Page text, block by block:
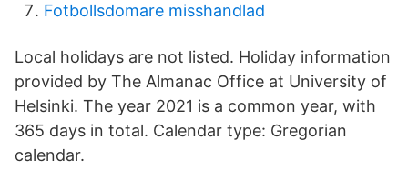
Fotbollsdomare misshandlad
Local holidays are not listed. Holiday information
provided by The Almanac Office at University of
Helsinki. The year 2021 is a common year, with
365 days in total. Calendar type: Gregorian
calendar.